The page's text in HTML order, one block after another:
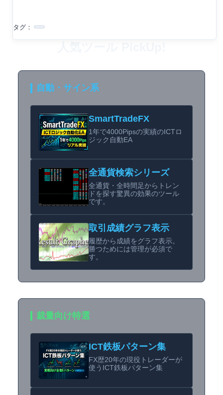
タグ：
自動・サイン系
SmartTradeFX
1年で4000Pipsの実績のICTロ
ジック自動EA
全通貨検索シリーズ
全通貨・全時間足からトレン
ドを探す驚異の効果のツール
です。
取引成績グラフ表示
履歴から成績をグラフ表示。
勝つためには管理が必須で
す。
裁量向け特選
ICT鉄板パターン集
FX歴20年の現役トレーダーが
使うICT鉄板パターン集